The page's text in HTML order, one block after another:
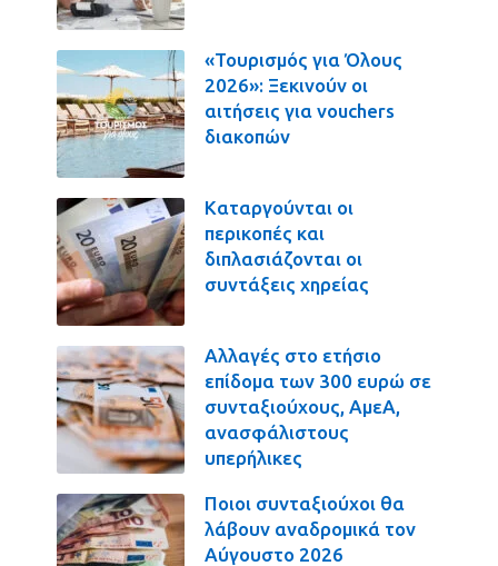
«Τουρισμός για Όλους
2026»: Ξεκινούν οι
αιτήσεις για vouchers
διακοπών
Καταργούνται οι
περικοπές και
διπλασιάζονται οι
συντάξεις χηρείας
Αλλαγές στο ετήσιο
επίδομα των 300 ευρώ σε
συνταξιούχους, ΑμεΑ,
ανασφάλιστους
υπερήλικες
Ποιοι συνταξιούχοι θα
λάβουν αναδρομικά τον
Αύγουστο 2026